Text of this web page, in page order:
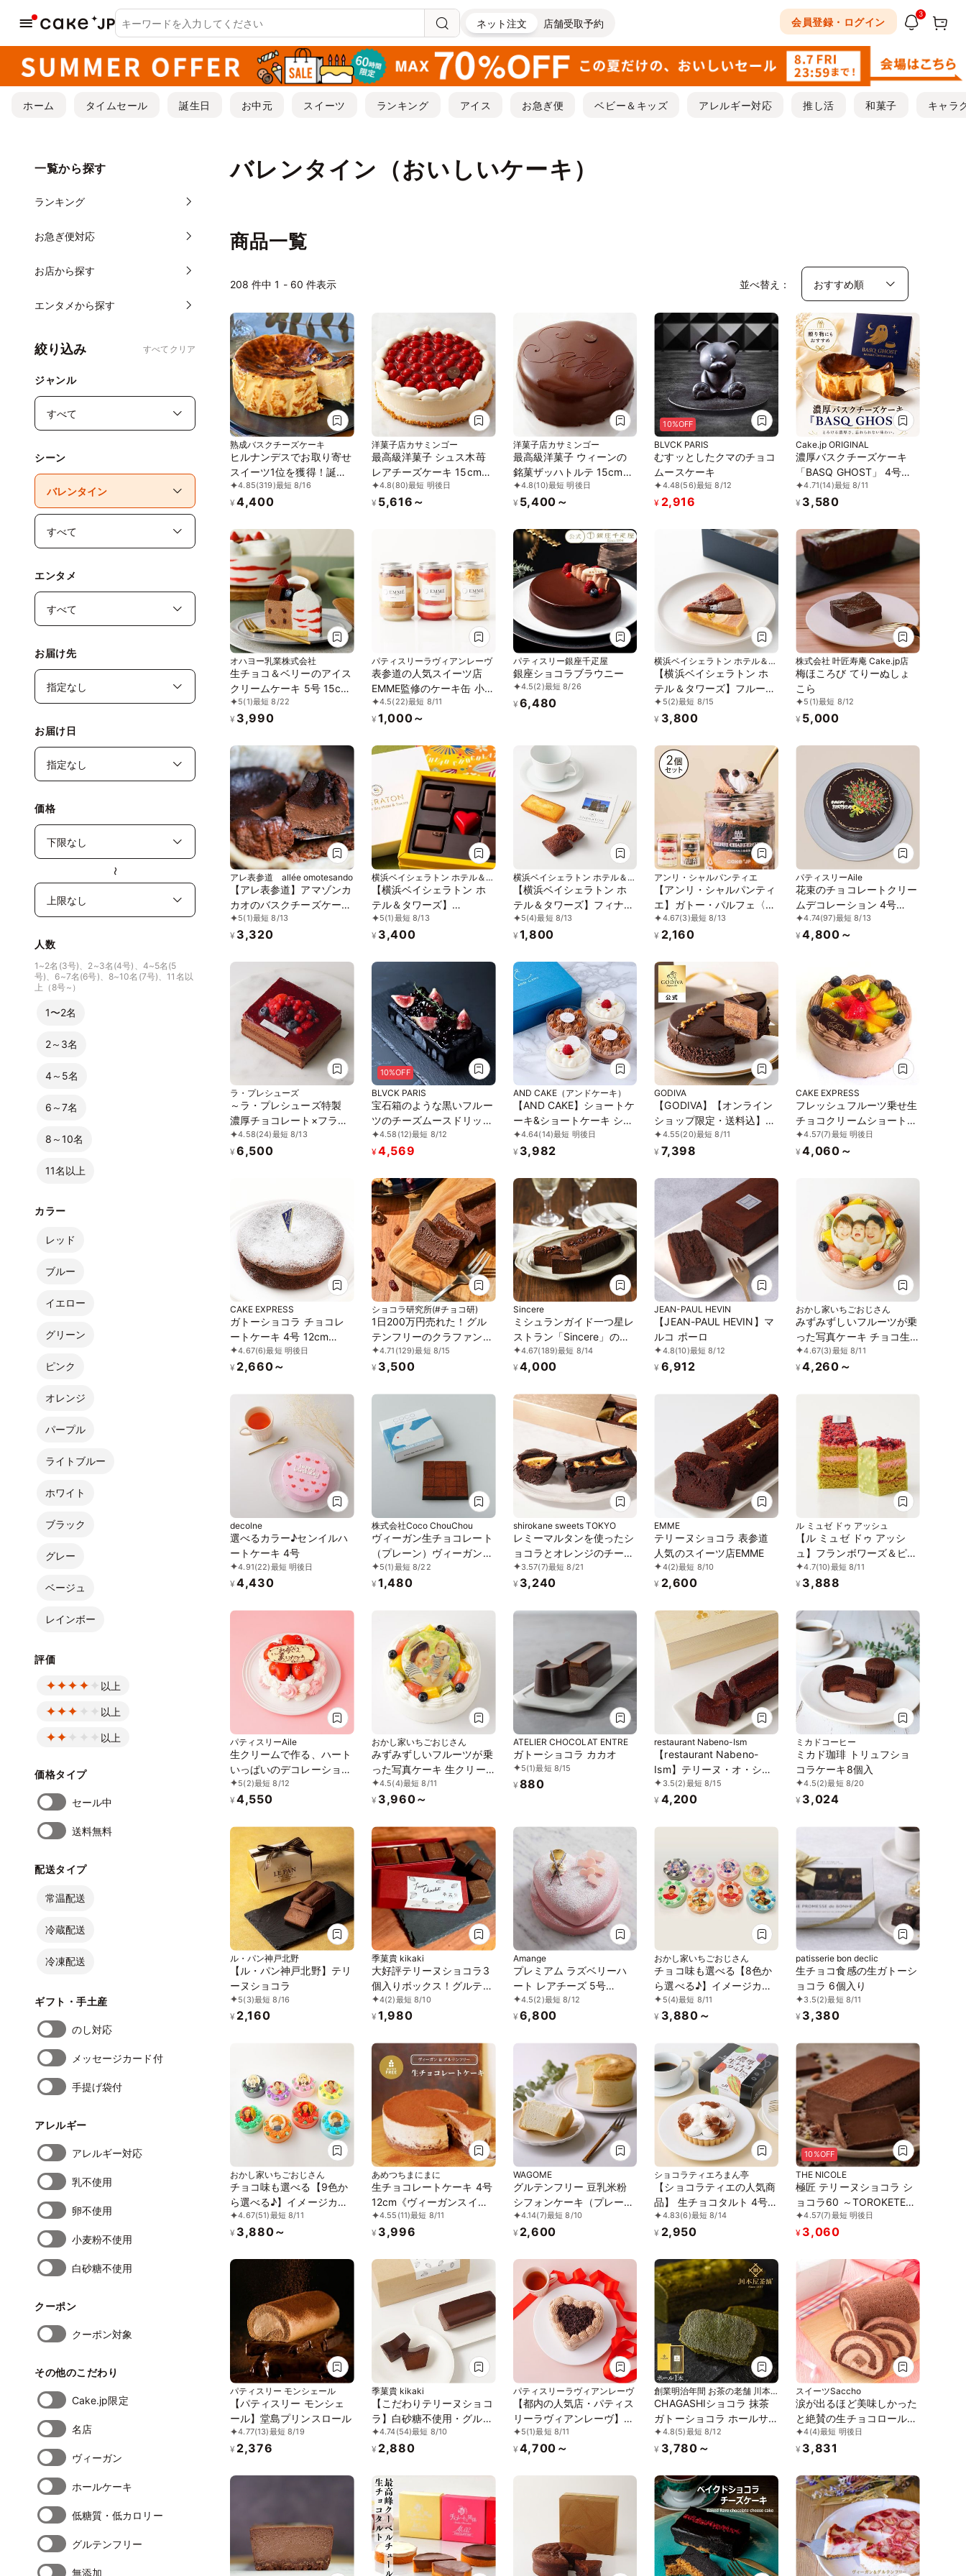
ネット注文 店舗受取予約 会員登録・ログイン
3
ホーム タイムセール 誕生日 お中元 スイーツ ランキング アイス お急ぎ便 ベビー＆キッズ アレルギー対応 推し活 和菓子 キャラ
バレンタイン（おいしいケーキ）
一覧から探す
ランキング
お急ぎ便対応
お店から探す
エンタメから探す
絞り込み すべてクリア
ジャンル
シーン
エンタメ
お届け先
お届け日
価格
〜
人数
1~2名(3号)、2~3名(4号)、4~5名(5
号)、6~7名(6号)、8~10名(7号)、11名以
上（8号~）
1〜2名
2～3名
4～5名
6～7名
8～10名
11名以上
カラー
レッド
ブルー
イエロー
グリーン
ピンク
オレンジ
パープル
ライトブルー
ホワイト
ブラック
グレー
ベージュ
レインボー
評価
以上
以上
以上
価格タイプ
セール中
送料無料
配送タイプ
常温配送
冷蔵配送
冷凍配送
ギフト・手土産
のし対応
メッセージカード付
手提げ袋付
アレルギー
アレルギー対応
乳不使用
卵不使用
小麦粉不使用
白砂糖不使用
クーポン
クーポン対象
その他のこだわり
Cake.jp限定
名店
ヴィーガン
ホールケーキ
低糖質・低カロリー
グルテンフリー
無添加
商品一覧
208 件中 1 - 60 件表示 並べ替え：
熟成バスクチーズケーキ
ヒルナンデスでお取り寄せ
スイーツ1位を獲得！誕生
日に 熟成で旨味成分約2
倍！グルテンフリーの「熟
誕生日プレゼント
4.85(319)最短 8/16
¥ 4,400
洋菓子店カサミンゴー
最高級洋菓子 シュス木苺
レアチーズケーキ 15cm
(記念日＆)
4.8(80)最短 明後日
¥ 5,616～
洋菓子店カサミンゴー
最高級洋菓子 ウィーンの
銘菓ザッハトルテ 15cm
(記念日＆)
4.8(10)最短 明後日
¥ 5,400～
10%OFF
BLVCK PARIS
むすッとしたクマのチョコ
ムースケーキ
4.48(56)最短 8/12
¥ 2,916
Cake.jp ORIGINAL
濃厚バスクチーズケーキ
「BASQ GHOST」 4号
（12㎝）｜香ばしさととろ
ける幻のくちどけ
4.71(14)最短 8/11
¥ 3,580
オハヨー乳業株式会社
生チョコ＆ベリーのアイス
クリームケーキ 5号 15cm
アイス 2026
5(1)最短 8/22
¥ 3,990
パティスリーラヴィアンレーヴ
表参道の人気スイーツ店
EMME監修のケーキ缶 小サ
イズ250ml 3缶入 （薔薇と
イチゴ缶、モンブラン缶、
る3種）
4.5(22)最短 8/11
¥ 1,000～
パティスリー銀座千疋屋
銀座ショコラブラウニー
4.5(2)最短 8/26
¥ 6,480
横浜ベイシェラトン ホテル＆タ
ワーズ
【横浜ベイシェラトン ホ
テル＆タワーズ】フルーツ
タルト3種 10個入り
5(2)最短 8/15
¥ 3,800
株式会社 叶匠寿庵 Cake.jp店
梅ほころび てりーぬしょ
こら
5 (1)最短 8/12
¥ 5,000
アレ表参道 allée omotesando
【アレ表参道】アマゾンカ
カオのバスクチーズケーキ
4号
5(1)最短 8/13
¥ 3,320
横浜ベイシェラトン ホテル＆タ
ワーズ
【横浜ベイシェラトン ホ
テル＆タワーズ】
「BÉSAME MUCHO（ベサ
メムーチョ）」※5ピース
5(1)最短 8/13
¥ 3,400
横浜ベイシェラトン ホテル＆タ
ワーズ
【横浜ベイシェラトン ホ
テル＆タワーズ】フィナン
シェ2種 5個入り
5(4)最短 8/13
¥ 1,800
アンリ・シャルパンティエ
【アンリ・シャルパンティ
エ】ガトー・パルフェ〈シ
ョートケーキ×ザッハトル
テ〉
4.67(3)最短 8/13
¥ 2,160
パティスリーAile
花束のチョコレートクリー
ムデコレーション 4号
12cm
4.74(97)最短 8/13
¥ 4,800～
ラ・プレシューズ
～ラ・プレシューズ特製
濃厚チョコレート×フラン
ボワーズ～ショコラフラン
ボワーズ
4.58(24)最短 8/13
¥ 6,500
10%OFF
BLVCK PARIS
宝石箱のような黒いフルー
ツのチーズムースドリップ
ケーキ
4.58 (12)最短 8/12
¥4,569
AND CAKE（アンドケーキ）
【AND CAKE】ショートケ
ーキ&ショートケーキ ショ
コラ 4P
4.64(14)最短 明後日
¥ 3,982
GODIVA
【GODIVA】【オンライン
ショップ限定・送料込】ガ
トー トリュフ ショコラ
4.55(20)最短 8/11
¥ 7,398
CAKE EXPRESS
フレッシュフルーツ乗せ生
チョコクリームショートケ
ーキ 4号 12cm choco-4
4.57(7)最短 明後日
¥ 4,060～
CAKE EXPRESS
ガトーショコラ チョコレ
ートケーキ 4号 12cm
gateau-4
4.67(6)最短 明後日
¥ 2,660～
ショコラ研究所(#チョコ研)
1日200万円売れた！グル
テンフリーのクラファン達
成率1339％の濃厚ガトー
ショコラ誕生日プレゼント
4.71 (129)最短 8/15
¥ 3,500
Sincere
ミシュランガイド一つ星レ
ストラン「Sincere」のア
マゾンカカオのショコラテ
リーヌ
4.67(189)最短 8/14
¥ 4,000
JEAN-PAUL HEVIN
【JEAN-PAUL HEVIN】マ
ルコ ポーロ
4.8(10)最短 8/12
¥ 6,912
おかし家いちごおじさん
みずみずしいフルーツが乗
った写真ケーキ チョコ生
クリーム 5号 3～5名様向
け
4.67(3)最短 8/11
¥ 4,260～
decolne
選べるカラー♪センイルハ
ートケーキ 4号
4.91(22)最短 明後日
¥ 4,430
株式会社Coco ChouChou
ヴィーガン生チョコレート
（プレーン）ヴィーガン
グルテンフリー 白砂糖不
使用
5(1)最短 8/22
¥ 1,480
shirokane sweets TOKYO
レミーマルタンを使ったシ
ョコラとオレンジのチーズ
ケーキ
3.57(7)最短 8/21
¥ 3,240
EMME
テリーヌショコラ 表参道
人気のスイーツ店EMME
4(2)最短 8/10
¥ 2,600
ル ミュゼ ドゥ アッシュ
【ル ミュゼ ドゥ アッシ
ュ】フランボワーズ＆ピス
ターシュ／
4.7(10)最短 8/11
¥ 3,888
パティスリーAile
生クリームで作る、ハート
いっぱいのデコレーション
4号 12cm
5(2)最短 8/12
¥ 4,550
おかし家いちごおじさん
みずみずしいフルーツが乗
った写真ケーキ 生クリー
ム 5号 3～5名様向け
4.5(4)最短 8/11
¥ 3,960～
ATELIER CHOCOLAT ENTRE
ガトーショコラ カカオ
5(1)最短 8/15
¥ 880
restaurant Nabeno-Ism
【restaurant Nabeno-
Ism】テリーヌ・オ・ショ
コラ 七味唐辛子
3.5(2)最短 8/15
¥ 4,200
ミカドコーヒー
ミカド珈琲 トリュフショ
コラケーキ8個入
4.5(2)最短 8/20
¥ 3,024
ル・パン神戸北野
【ル・パン神戸北野】テリ
ーヌショコラ
5(3)最短 8/16
¥ 2,160
季菓貴 kikaki
大好評テリーヌショコラ3
個入りボックス！グルテン
フリー・白砂糖不使用
4(2)最短 8/10
¥ 1,980
Amange
プレミアム ラズベリーハ
ート レアチーズ 5号
（15cm）
4.5(2)最短 8/12
¥ 6,800
おかし家いちごおじさん
チョコ味も選べる【8色か
ら選べる♪】イメージカラ
ーのセンイル写真ケーキ 3
号 1～2名様向け
5(4)最短 8/11
¥ 3,880～
patisserie bon declic
生チョコ食感の生ガトーシ
ョコラ 6個入り
3.5(2)最短 8/11
¥ 3,380
おかし家いちごおじさん
チョコ味も選べる【9色か
ら選べる♪】イメージカラ
ーのフラワー写真ケーキ 3
号 1～2名様向け
4.67(51)最短 8/11
¥ 3,880～
あめつちまにまに
生チョコレートケーキ 4号
12cm《ヴィーガンスイー
ツ・ヴィーガンケーキ》
4.55 (11)最短 8/11
¥ 3,996
WAGOME
グルテンフリー 豆乳米粉
シフォンケーキ（プレー
ン）13cm ヴィーガン アレ
ルギー対応 小麦なし 卵な
イーツ》
4.14(7)最短 8/10
¥ 2,600
ショコラティエろまん亭
【ショコラティエの人気商
品】 生チョコタルト 4号
12cm
4.83(6)最短 8/14
¥ 2,950
10%OFF
THE NICOLE
極匠 テリーヌショコラ シ
ョコラ60 ～TOROKETERU
～ グルテンフリー 【濃厚
な口溶けは美味さとな
べたらわかる、美味さで
す。
4.57(7)最短 明後日
¥ 3,060
パティスリー モンシェール
【パティスリー モンシェ
ール】堂島プリンスロール
4.77(13)最短 8/19
¥ 2,376
季菓貴 kikaki
【こだわりテリーヌショコ
ラ】白砂糖不使用・グルテ
ンフリー・無添加 濃厚チ
ョコレートケーキ ガトー
4.74(54)最短 8/10
¥ 2,880
パティスリーラヴィアンレーヴ
【都内の人気店・パティス
リーラヴィアンレーヴ】ハ
ートのチョコレートケーキ
4号
5(1)最短 8/11
¥ 4,700～
創業明治年間 お茶の老舗 川本
屋
CHAGASHIショコラ 抹茶
ガトーショコラ ホールサ
イズ ギフト お中元2026
4.8(5)最短 8/12
¥ 3,780～
スイーツSaccho
涙が出るほど美味しかった
と絶賛の生チョコロール！
なめらか生チョコバーが丸
ごと！ 大人の生チョコロ
4(4)最短 明後日
¥ 3,831